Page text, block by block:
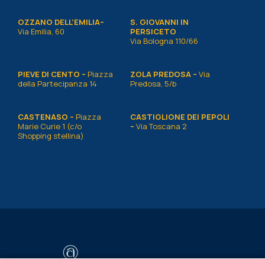
OZZANO DELL’EMILIA–
Via Emilia, 60
S. GIOVANNI IN
PERSICETO
Via Bologna 110/66
PIEVE DI CENTO – Piazza
della Partecipanza 14
ZOLA PREDOSA – Via
Predosa, 5/b
CASTENASO – Piazza
Marie Curie 1 (c/o
Shopping stellina)
CASTIGLIONE DEI PEPOLI
– Via Toscana 2